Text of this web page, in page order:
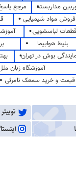
مداربسته
مرجع
فروش مواد شیمیایی
لباسشویی
بلیط هواپیما
بوش در تهران
آموزشگاه زبان
قیمت و خرید سمعک نامرئی